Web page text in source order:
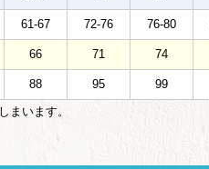
61-67 72-76 76-80
66 71 74
88 95 99
まいます。